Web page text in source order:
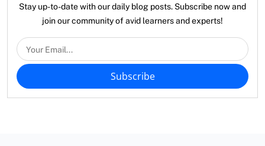
Stay up-to-date with our daily blog posts. Subscribe now and
join our community of avid learners and experts!
Subscribe